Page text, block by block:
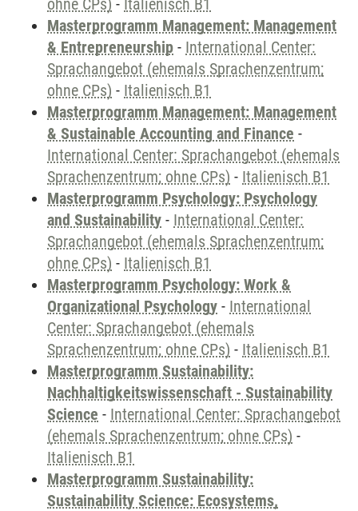
ohne CPs) - Italienisch B1
Masterprogramm Management: Management
& Entrepreneurship - International Center:
Sprachangebot (ehemals Sprachenzentrum;
ohne CPs) - Italienisch B1
Masterprogramm Management: Management
& Sustainable Accounting and Finance -
International Center: Sprachangebot (ehemals
Sprachenzentrum; ohne CPs) - Italienisch B1
Masterprogramm Psychology: Psychology
and Sustainability - International Center:
Sprachangebot (ehemals Sprachenzentrum;
ohne CPs) - Italienisch B1
Masterprogramm Psychology: Work &
Organizational Psychology - International
Center: Sprachangebot (ehemals
Sprachenzentrum; ohne CPs) - Italienisch B1
Masterprogramm Sustainability:
Nachhaltigkeitswissenschaft - Sustainability
Science - International Center: Sprachangebot
(ehemals Sprachenzentrum; ohne CPs) -
Italienisch B1
Masterprogramm Sustainability:
Sustainability Science: Ecosystems,